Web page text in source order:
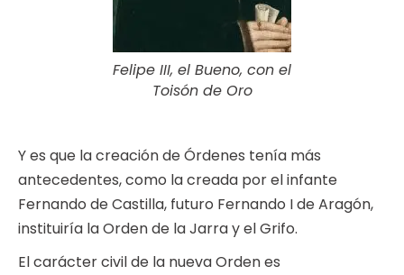
Felipe III, el Bueno, con el
Toisón de Oro
Y es que la creación de Órdenes tenía más
antecedentes, como la creada por el infante
Fernando de Castilla, futuro Fernando I de Aragón,
instituiría la Orden de la Jarra y el Grifo.
El carácter civil de la nueva Orden es